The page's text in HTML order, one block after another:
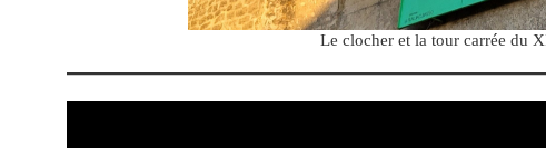
Le clocher et la tour carrée du